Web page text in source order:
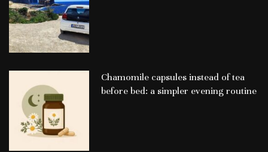
Chamomile capsules instead of tea
before bed: a simpler evening routine